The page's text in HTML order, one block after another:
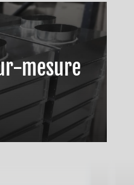
mesure